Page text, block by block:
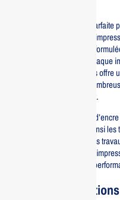
L’encre jaune EPSON est
qui cherchent à obtenir des
d’encre est soigneusement
couleurs vives, faisant de
de 70ml, cette bouteille vous
permettant d’imprimer de
fréquence de remplacement.
Facile à utiliser, la bouteille
EPSON L800, minimisant ainsi
mauvaise qualité affecter vos
d’EPSON. Transformez vos
cette encre jaune de haute